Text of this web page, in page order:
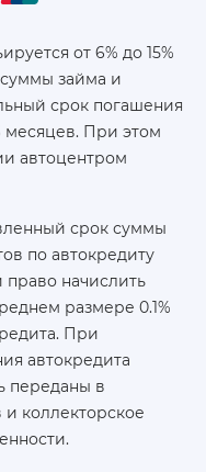
от 6% до 15%
суммы займа и
срок погашения
месяцев. При этом
автоцентром
срок суммы
по автокредиту
право начислить
размере 0.1%
При
автокредита
переданы в
коллекторское